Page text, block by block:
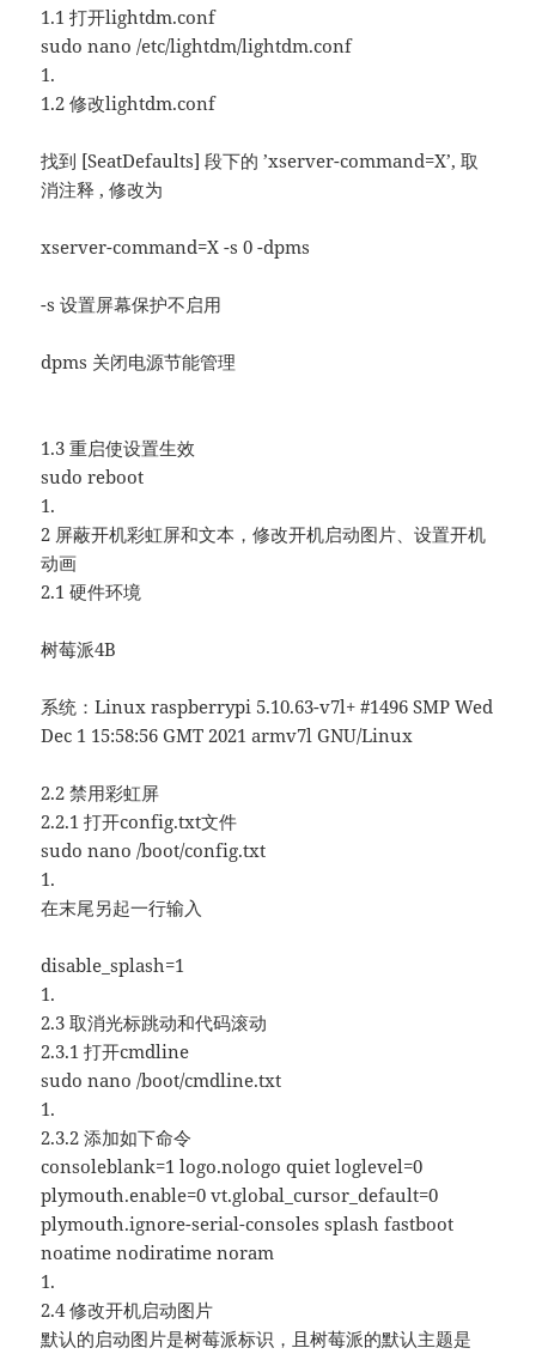
1.1 打开lightdm.conf
sudo nano /etc/lightdm/lightdm.conf
1.
1.2 修改lightdm.conf
找到 [SeatDefaults] 段下的 ’xserver-command=X’, 取
消注释 , 修改为
xserver-command=X -s 0 -dpms
-s 设置屏幕保护不启用
dpms 关闭电源节能管理
1.3 重启使设置生效
sudo reboot
1.
2 屏蔽开机彩虹屏和文本，修改开机启动图片、设置开机
动画
2.1 硬件环境
树莓派4B
系统：Linux raspberrypi 5.10.63-v7l+ #1496 SMP Wed
Dec 1 15:58:56 GMT 2021 armv7l GNU/Linux
2.2 禁用彩虹屏
2.2.1 打开config.txt文件
sudo nano /boot/config.txt
1.
在末尾另起一行输入
disable_splash=1
1.
2.3 取消光标跳动和代码滚动
2.3.1 打开cmdline
sudo nano /boot/cmdline.txt
1.
2.3.2 添加如下命令
consoleblank=1 logo.nologo quiet loglevel=0
plymouth.enable=0 vt.global_cursor_default=0
plymouth.ignore-serial-consoles splash fastboot
noatime nodiratime noram
1.
2.4 修改开机启动图片
默认的启动图片是树莓派标识，且树莓派的默认主题是